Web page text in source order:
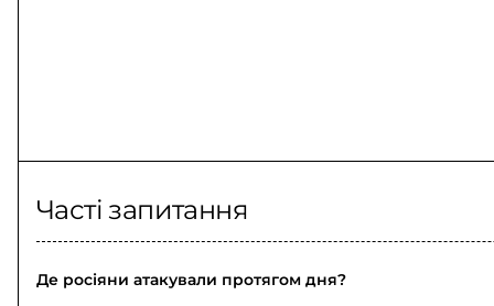
Часті запитання
Де росіяни атакували протягом дня?